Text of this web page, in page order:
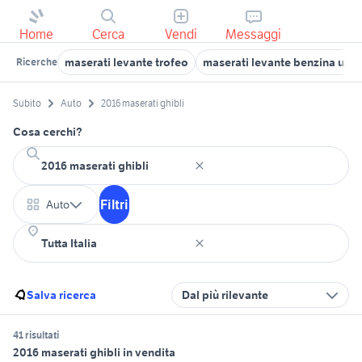
Home Cerca Vendi Messaggi
Ricerche maserati levante trofeo maserati levante benzina
Subito Auto 2016 maserati ghibli
Cosa cerchi?
Auto Filtri
Salva ricerca Dal più rilevante
41 risultati
2016 maserati ghibli in vendita